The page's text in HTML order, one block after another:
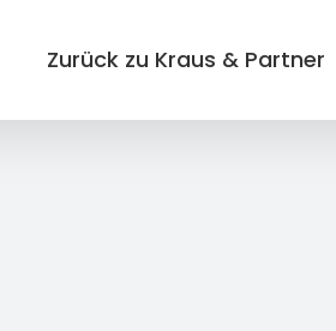
Zurück zu Kraus & Partner